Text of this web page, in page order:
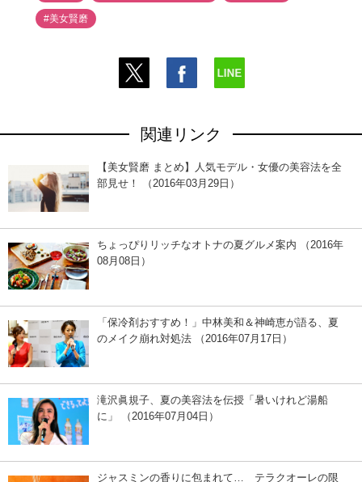
#美女賢磨
関連リンク
【美女賢磨 まとめ】人気モデル・女優の美容法を全
部見せ！ （2016年03月29日）
ちょっぴりリッチなオトナの夏グルメ案内 （2016年
08月08日）
「保冷剤おすすめ！」中林美和＆神崎恵が語る、夏
のメイク崩れ対処法 （2016年07月17日）
滝沢眞規子、夏の美容法を伝授「暑いけれど湯船
に」 （2016年07月04日）
ジャスミンの香りに包まれて… テラクオーレの限